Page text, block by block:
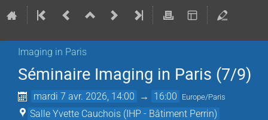
Imaging in Paris
Séminaire Imaging in Paris (7/9)
mardi 7 avr. 2026, 14:00 → 16:00 Europe/Paris
Salle Yvette Cauchois (IHP - Bâtiment Perrin)